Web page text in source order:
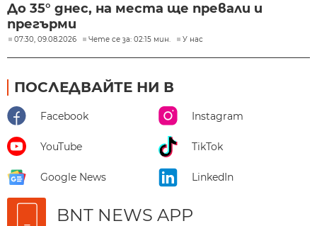
До 35° днес, на места ще превали и
прегърми
07:30, 09.08.2026 Чете се за: 02:15 мин. У нас
ПОСЛЕДВАЙТЕ НИ В
Facebook Instagram
YouTube TikTok
Google News LinkedIn
BNT NEWS APP